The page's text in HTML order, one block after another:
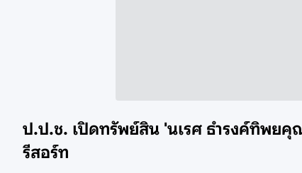
ป.ป.ช. เปิดทรัพย์สิน 'นเรศ ธำรงค์ทิพยคุ
รีสอร์ท